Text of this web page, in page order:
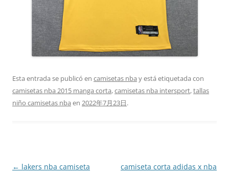
Esta entrada se publicó en camisetas nba y está etiquetada con
camisetas nba 2015 manga corta,camisetas nba intersport,tallas
niño camisetas nba en 2022年7月23日.
Navegación
← lakers nba camiseta
camiseta corta adidas x nba